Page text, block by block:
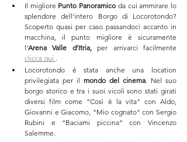
Il migliore Punto Panoramico da cui ammirare lo
splendore dell'intero Borgo di Locorotondo?
Scoperto quasi per caso passandoci accanto in
macchina, il punto migliore è sicuramente
l'Arena Valle d’Itria,
clicca qui
Locorotondo è stata anche una location
privilegiata per il mondo del cinema . Nel suo
borgo storico e tra i suoi vicoli sono stati girati
diversi film come "Così è la vita" con Aldo,
Giovanni e Giacomo, "Mio cognato" con Sergio
Rubini e “Baciami piccina” con Vincenzo
Salemme.